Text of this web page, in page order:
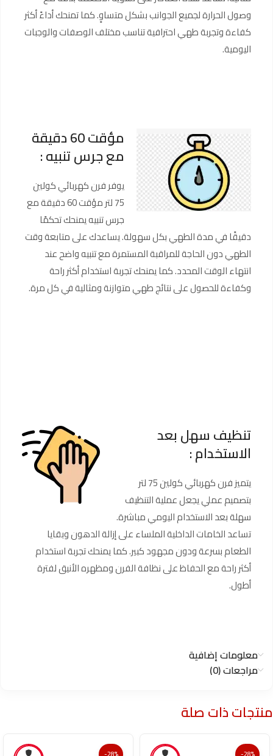
وصول الحرارة لجميع الجوانب بشكل متساوٍ. كما تمنحك أداءً أكثر
كفاءة وتجربة طهي احترافية تناسب مختلف الوصفات والوجبات
اليومية.
مؤقت 60 دقيقة
مع جرس تنبيه :
يوفر فرن كهربائي كولين
75 لتر مؤقت 60 دقيقة مع
جرس تنبيه يمنحك تحكمًا
دقيقًا في مدة الطهي بكل سهولة. يساعدك على متابعة وقت
الطهي دون الحاجة للمراقبة المستمرة مع تنبيه واضح عند
انتهاء الوقت المحدد. كما يمنحك تجربة استخدام أكثر راحة
وكفاءة للحصول على نتائج طهي متوازنة ومثالية في كل مرة.
تنظيف سهل بعد
الاستخدام :
يتميز فرن كهربائي كولين 75 لتر
بتصميم عملي يجعل عملية التنظيف
سهلة بعد الاستخدام اليومي مباشرة.
تساعد الخامات الداخلية الملساء على إزالة الدهون وبقايا
الطعام بسرعة ودون مجهود كبير. كما يمنحك تجربة استخدام
أكثر راحة مع الحفاظ على نظافة الفرن ومظهره الأنيق لفترة
أطول.
معلومات إضافية
مراجعات (0)
منتجات ذات صلة